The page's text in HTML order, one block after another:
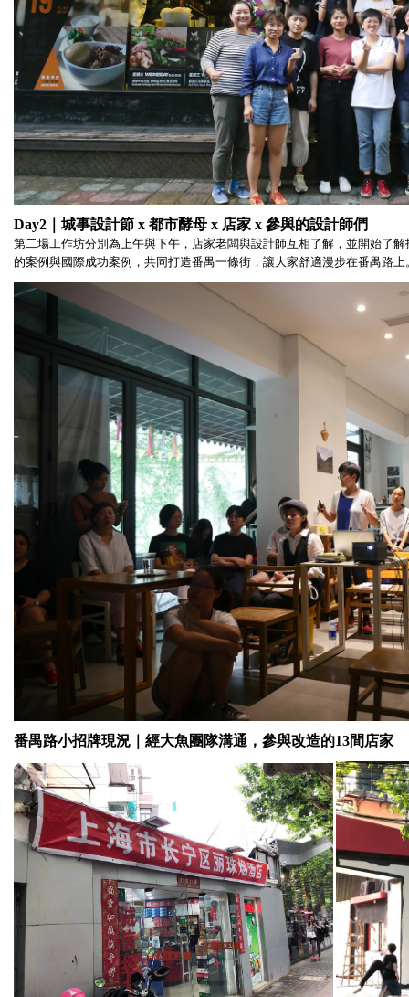
Day2｜城事設計節 x 都市酵母 x 店家 x 參與的設計師們
第二場工作坊分別為上午與下午， 店家老闆與設計師互相了解，並開始了
的案例與國際成功案例， 共同打造番禺一條街，讓大家舒適漫步在番禺路上
番禺路小招牌現況｜經大魚團隊溝通，參與改造的13間店家